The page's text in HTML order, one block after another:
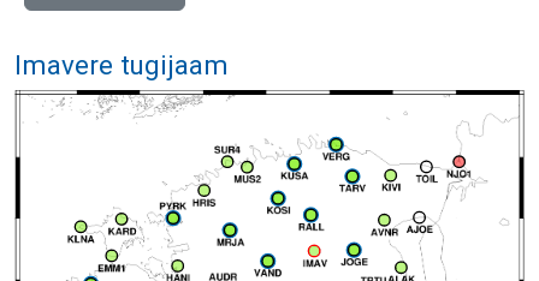
Imavere tugijaam